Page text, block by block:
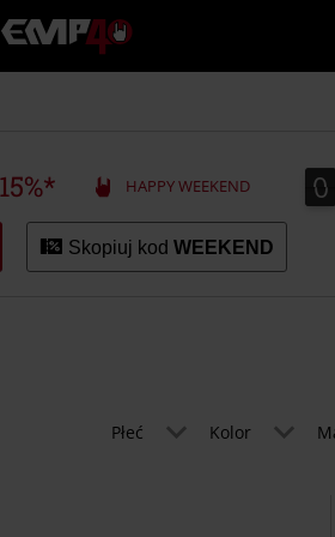
EMP
-
Merch
Seriali
Gier
HAPPY WEEKEND 0
0
Skopiuj kod WEEKEND
Płeć Kolor